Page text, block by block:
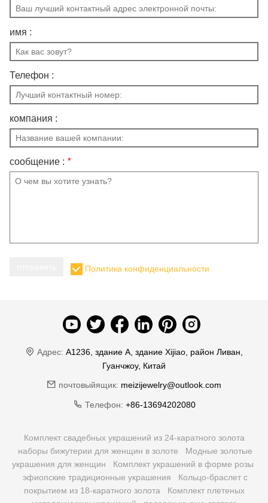
имя :
Телефон :
компания :
сообщение : *
Политика конфиденциальности
Адрес: A1236, здание A, здание Xijiao, район Ливан,
Гуанчжоу, Китай
почтовыйящик: meizijewelry@outlook.com
Телефон: +86-13694202080
Комплект свадебных украшений из 24-каратного золота
наборы бижутерии для женщин в золоте
Модные золотые
украшения для женщин
Комплект украшений в форме розы
эфиопские традиционные украшения
Кольцо-браслет с
покрытием из 18-каратного золота
Комплект плетеных